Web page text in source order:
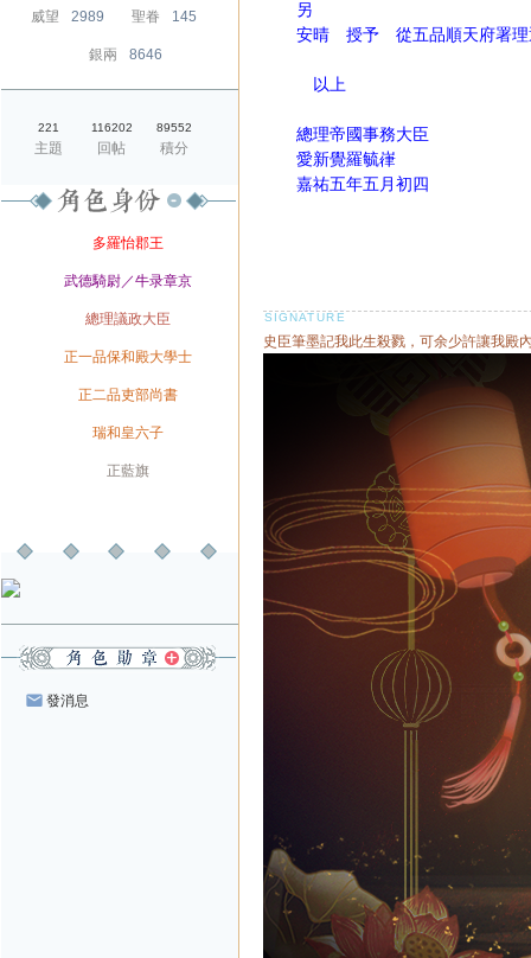
威望 2989 聖眷 145
銀兩 8646
221
主題
116202
回帖
89552
積分
多羅怡郡王
武德騎尉／牛录章京
總理議政大臣
正一品保和殿大學士
正二品吏部尚書
瑞和皇六子
正藍旗
發消息
另
安晴 授予 從五品順天府署理
以上
總理帝國事務大臣
愛新覺羅毓嵂
嘉祐五年五月初四
史臣筆墨記我此生殺戮，可余少許讓我殿